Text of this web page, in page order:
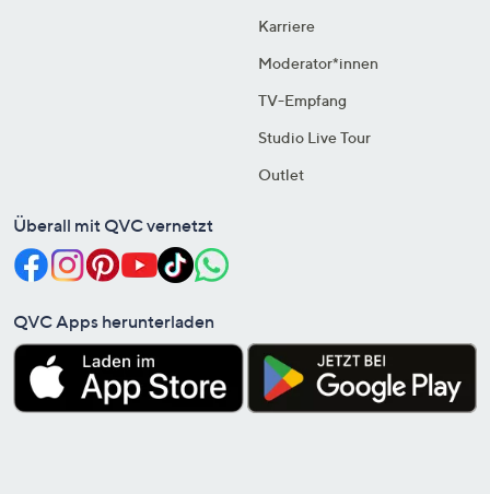
Karriere
Moderator*innen
TV-Empfang
Studio Live Tour
Outlet
Überall mit QVC vernetzt
QVC Apps herunterladen